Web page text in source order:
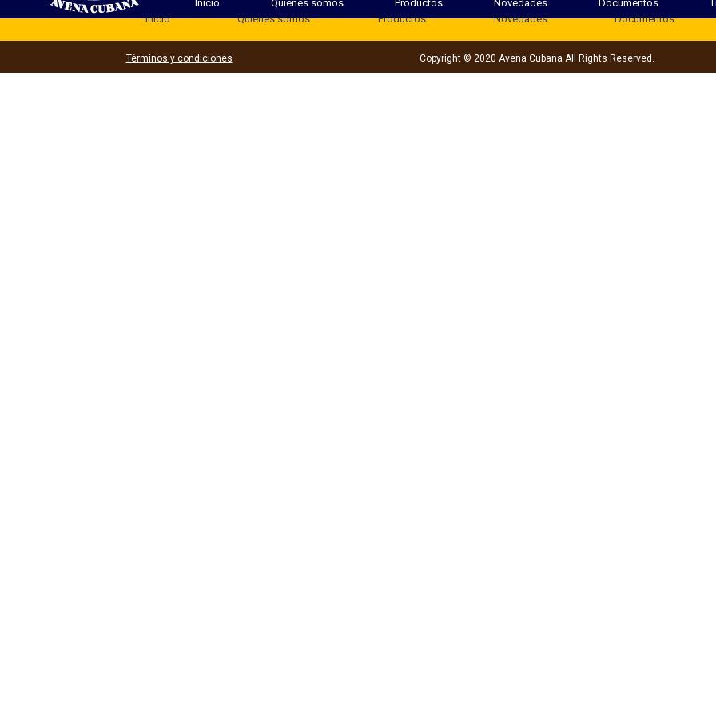
Inicio Quienes somos Productos Novedades Documentos
Inicio
Quienes somos Productos Novedades Documentos
Términos y condiciones Copyright © 2020 Avena Cubana All Rights Reserved.